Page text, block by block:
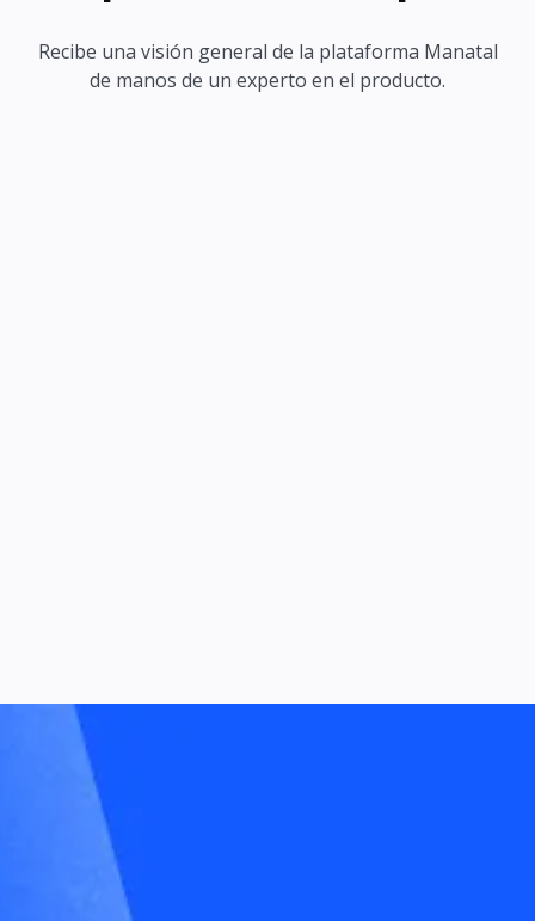
Recibe una visión general de la plataforma Manatal
de manos de un experto en el producto.